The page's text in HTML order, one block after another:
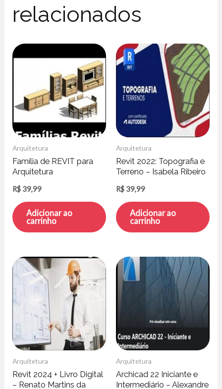
relacionados
Arquitetura
Família de REVIT para
Arquitetura
R$ 39,99
Adicionar ao
carrinho
Arquitetura
Revit 2022: Topografia e
Terreno – Isabela Ribeiro
R$ 39,99
Adicionar ao
carrinho
Arquitetura
Revit 2024 + Livro Digital
– Renato Martins da
Arquitetura
Archicad 22 Iniciante e
Intermediário – Alexandre